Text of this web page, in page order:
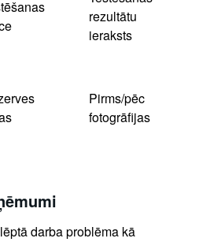
rezultātu
ieraksts
Pirms/pēc
fotogrāfijas
darba problēma kā